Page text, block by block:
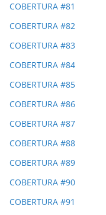
COBERTURA #81
COBERTURA #82
COBERTURA #83
COBERTURA #84
COBERTURA #85
COBERTURA #86
COBERTURA #87
COBERTURA #88
COBERTURA #89
COBERTURA #90
COBERTURA #91